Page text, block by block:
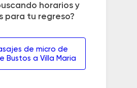
horarios y
para tu regreso?
de micro de
Bustos a Villa Maria